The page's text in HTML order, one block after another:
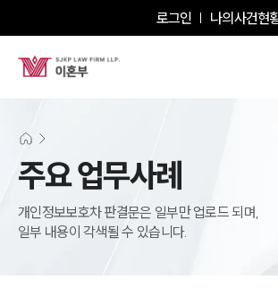
로그인 나의사건현
주요 업무사례
개인정보보호차 판결문은 일부만 업로드 되며,
일부 내용이 각색될 수 있습니다.